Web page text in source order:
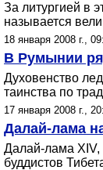
За литургией в
называется
18 января 2008 г.,
В Румынии
Духовенство
таинства по
17 января 2008 г.,
Далай-лама
Далай-лама XIV,
буддистов